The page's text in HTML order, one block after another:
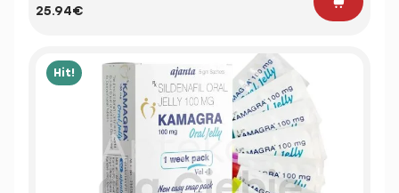
25.94€
Hit!